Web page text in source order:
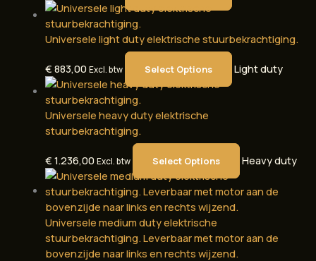
Universele light duty elektrische stuurbekrachtiging.
€ 883,00 Excl. btw Select Options Light duty
Universele heavy duty elektrische
stuurbekrachtiging.
€ 1.236,00 Excl. btw Select Options Heavy duty
Universele medium duty elektrische
stuurbekrachtiging. Leverbaar met motor aan de
bovenzijde naar links en rechts wijzend.